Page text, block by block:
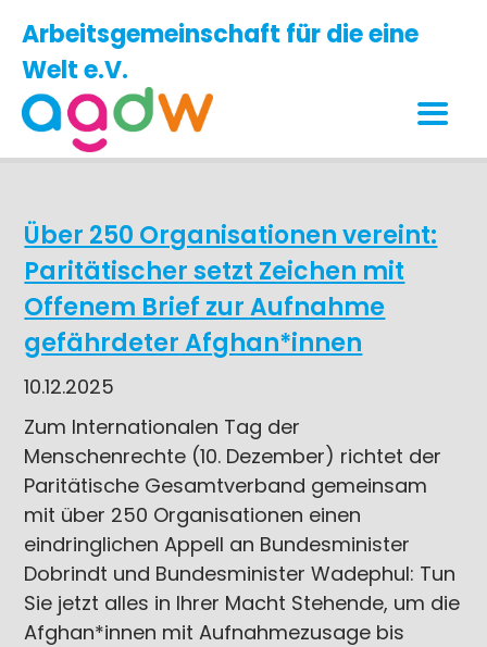
Arbeitsgemeinschaft für die eine
Welt e.V.
Über 250 Organisationen vereint:
Paritätischer setzt Zeichen mit
Offenem Brief zur Aufnahme
gefährdeter Afghan*innen
10.12.2025
Zum Internationalen Tag der
Menschenrechte (10. Dezember) richtet der
Paritätische Gesamtverband gemeinsam
mit über 250 Organisationen einen
eindringlichen Appell an Bundesminister
Dobrindt und Bundesminister Wadephul: Tun
Sie jetzt alles in Ihrer Macht Stehende, um die
Afghan*innen mit Aufnahmezusage bis